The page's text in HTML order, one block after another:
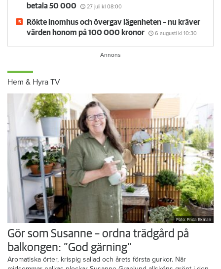
betala 50 000
27 juli kl 08:00
Rökte inomhus och övergav lägenheten – nu kräver
värden honom på 100 000 kronor
6 augusti kl 10:30
Hem & Hyra TV
Foto: Frida Ekman
Gör som Susanne – ordna trädgård på
balkongen: ”God gärning”
Aromatiska örter, krispig sallad och årets första gurkor. När